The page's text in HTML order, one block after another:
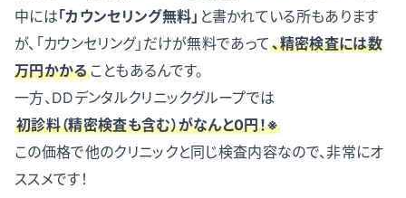
中には「カウンセリング無料」 と書かれている所もあります
が、「カウンセリング」だけが無料であって、精密検査には数
万円かかることもあるんです。
一方、DDデンタルクリニックグループでは
初診料（精密検査も含む）がなんと0円！※
この価格で他のクリニックと同じ検査内容なので、非常にオ
ススメです！